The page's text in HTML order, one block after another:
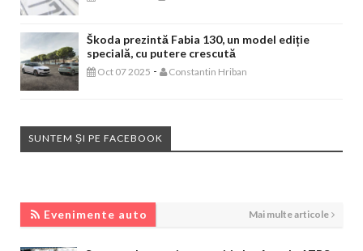
Škoda prezintă Fabia 130, un model ediție
specială, cu putere crescută
Oct 07 2025 - Constantin Hriban
SUNTEM ȘI PE FACEBOOK
Evenimente auto Mai multe articole